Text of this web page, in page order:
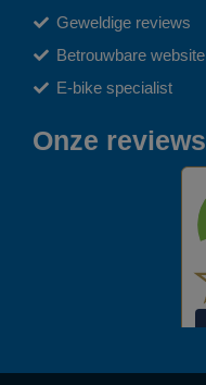
Geweldige reviews
Betrouwbare website
E-bike specialist
Onze reviews